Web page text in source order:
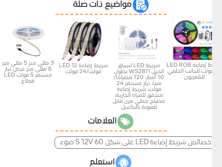
مواضيع ذات صلة
شريط إضاءة LED RGB
12 فولت للجانب الخلفي
للتلفزيون
شريط LED لسباق
الخيل WS2811 بطول
10 أمتار، 120 مصباحًا/
مترًا، تيار مستمر 24
فولت، شريط إضاءة
متدفق للمياه الجارية،
مصباح خطي مرن قابل
للعنونة بالبكسل
شريط إضاءة LED 12
فولت/24 فولت
3 مللي متر 5 مللي متر
8 مللي متر عرض تيار
مستمر 5 فولت LED
قطاع
العلامات
خصائص شريط إضاءة LED على شكل S 12V 60 ضوء
استعلم